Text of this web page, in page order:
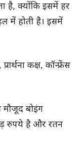
है, क्योंकि इसमें हर
में होती है। इसमें
कक्ष, कॉन्फ्रेंस
बोइंग
रुपये है और रतन